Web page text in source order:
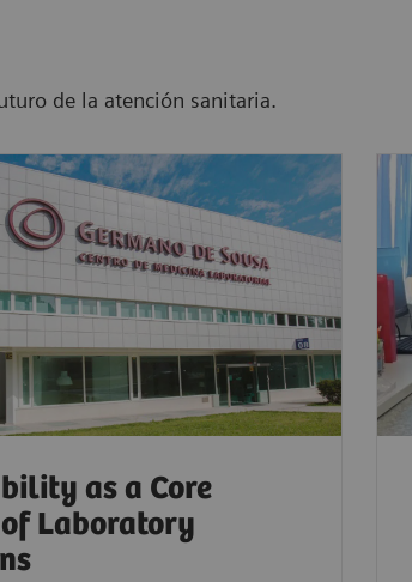
de la atención sanitaria.
as a Core
Laboratory